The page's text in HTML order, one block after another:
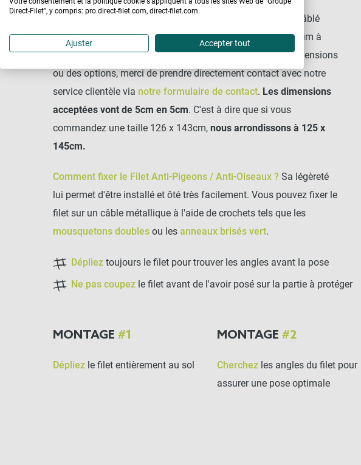
Nos filets câblé
noué 120mm en sur mesure sont limités de 100cm minimum à
4000cm maximum. Si vous souhaitez de plus grandes dimensions
ou des options, merci de prendre directement contact avec notre
service clientèle via notre formulaire de contact. Les dimensions
acceptées vont de 5cm en 5cm. C'est à dire que si vous
commandez une taille 126 x 143cm, nous arrondissons à 125 x
145cm.
Comment fixer le Filet Anti-Pigeons / Anti-Oiseaux ? Sa légèreté
lui permet d'être installé et ôté très facilement. Vous pouvez fixer le
filet sur un câble métallique à l'aide de crochets tels que les
mousquetons doubles ou les anneaux brisés vert.
Dépliez toujours le filet pour trouver les angles avant la pose
Ne pas coupez le filet avant de l'avoir posé sur la partie à protéger
MONTAGE #1
Dépliez le filet entièrement au sol
MONTAGE #2
Cherchez les angles du filet pour
assurer une pose optimale
Direct-Filet", y compris: pro.direct-filet.com, direct-filet.com.
Ajuster Accepter tout